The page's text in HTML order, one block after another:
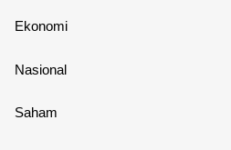
Ekonomi
Nasional
Saham